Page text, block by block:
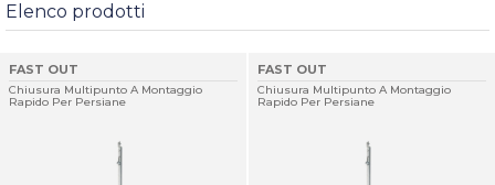
Elenco prodotti
FAST OUT
Chiusura Multipunto A Montaggio
Rapido Per Persiane
FAST OUT
Chiusura Multipunto A Montaggio
Rapido Per Persiane